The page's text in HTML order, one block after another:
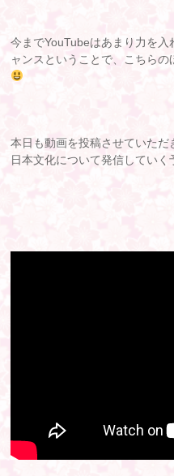
今までYouTubeはあまり力を
ャンスということで、こちら
本日も動画を投稿させていただ
日本文化について発信していく